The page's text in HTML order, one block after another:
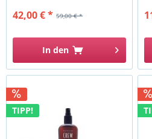
59,00 € *
42,00 € *
In den
TIPP!